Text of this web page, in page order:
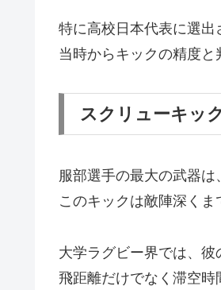
特に高校日本代表に選出
当時からキックの精度と
スクリューキッ
服部選手の最大の武器は
このキックは敵陣深くま
大学ラグビー界では、彼
飛距離だけでなく滞空時